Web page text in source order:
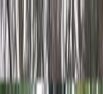
плиты